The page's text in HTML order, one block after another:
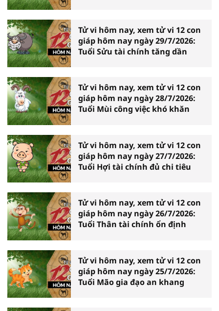
Tử vi hôm nay, xem tử vi 12 con
giáp hôm nay ngày 29/7/2026:
Tuổi Sửu tài chính tăng dần
Tử vi hôm nay, xem tử vi 12 con
giáp hôm nay ngày 28/7/2026:
Tuổi Mùi công việc khó khăn
Tử vi hôm nay, xem tử vi 12 con
giáp hôm nay ngày 27/7/2026:
Tuổi Hợi tài chính đủ chi tiêu
Tử vi hôm nay, xem tử vi 12 con
giáp hôm nay ngày 26/7/2026:
Tuổi Thân tài chính ổn định
Tử vi hôm nay, xem tử vi 12 con
giáp hôm nay ngày 25/7/2026:
Tuổi Mão gia đạo an khang